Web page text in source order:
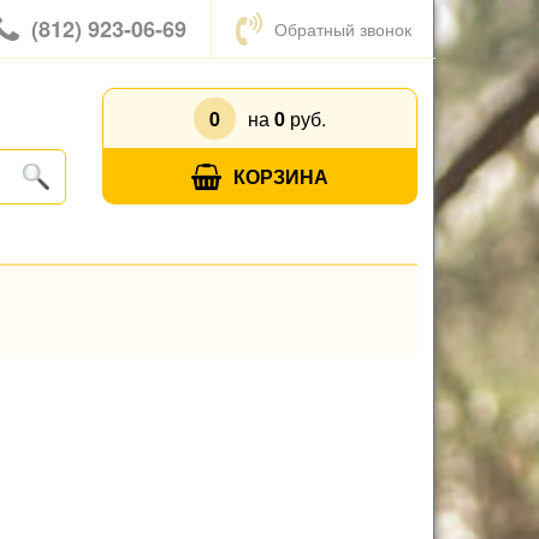
(812) 923-06-69 Обратный звонок
0 на 0руб.
КОРЗИНА